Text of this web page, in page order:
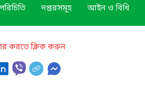
দপ্তরসমূহ আইন ও বিধি
করতে ক্লিক করুন